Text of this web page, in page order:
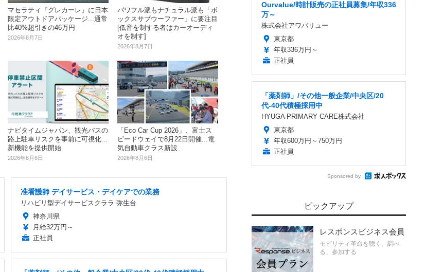
マセラティ『グレカーレ』に日本
限定アウトドアパッケージ...通常
比40%超引きの46万円
2026年8月7日
パワフル派もナチュラル派も「ボ
ックスサブウーファー」に要注目
[低音を制する者はカーオーディ
オを制す]
2026年8月7日
ナビタイムジャパン、観光バスの
路上駐車リスクを事前に可視化...
新機能を提供開始
2026年8月6日
「Eco Car Cup 2026」、富士ス
ピードウェイで8月22日開催...電
気自動車クラス新設
2026年8月6日
准看護師 デイサービス・デイケアでの業務
リハビリ型デイサービスクララ 弥生台
神奈川県
月給32万円～
正社員
Ourvalue/時計販売の正社員募集/年収336
万～
株式会社アワバリュー
東京都
年収336万円～
正社員
「薬剤師」/その他一般企業/中央区/20
代-40代積極採用中
HYUGA PRIMARY CARE株式会社
東京都
年収600万円～750万円
正社員
Sponsored by
ピックアップ
レスポンスビジネス会員
モビリティ革命を聴く、調べ
る、参加する